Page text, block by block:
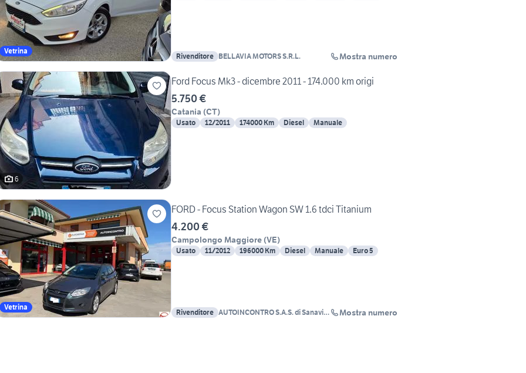
Vetrina
Rivenditore BELLAVIA MOTORS S.R.L. Mostra numero
6
Ford Focus Mk3 - dicembre 2011 - 174.000 km origi
5.750 €
Catania (CT)
Usato 12/2011 174000 Km Diesel Manuale
Vetrina
FORD - Focus Station Wagon SW 1.6 tdci Titanium
4.200 €
Campolongo Maggiore (VE)
Usato 11/2012 196000 Km Diesel Manuale Euro 5
Rivenditore AUTOINCONTRO S.A.S. di Sanavia
Mostra numero